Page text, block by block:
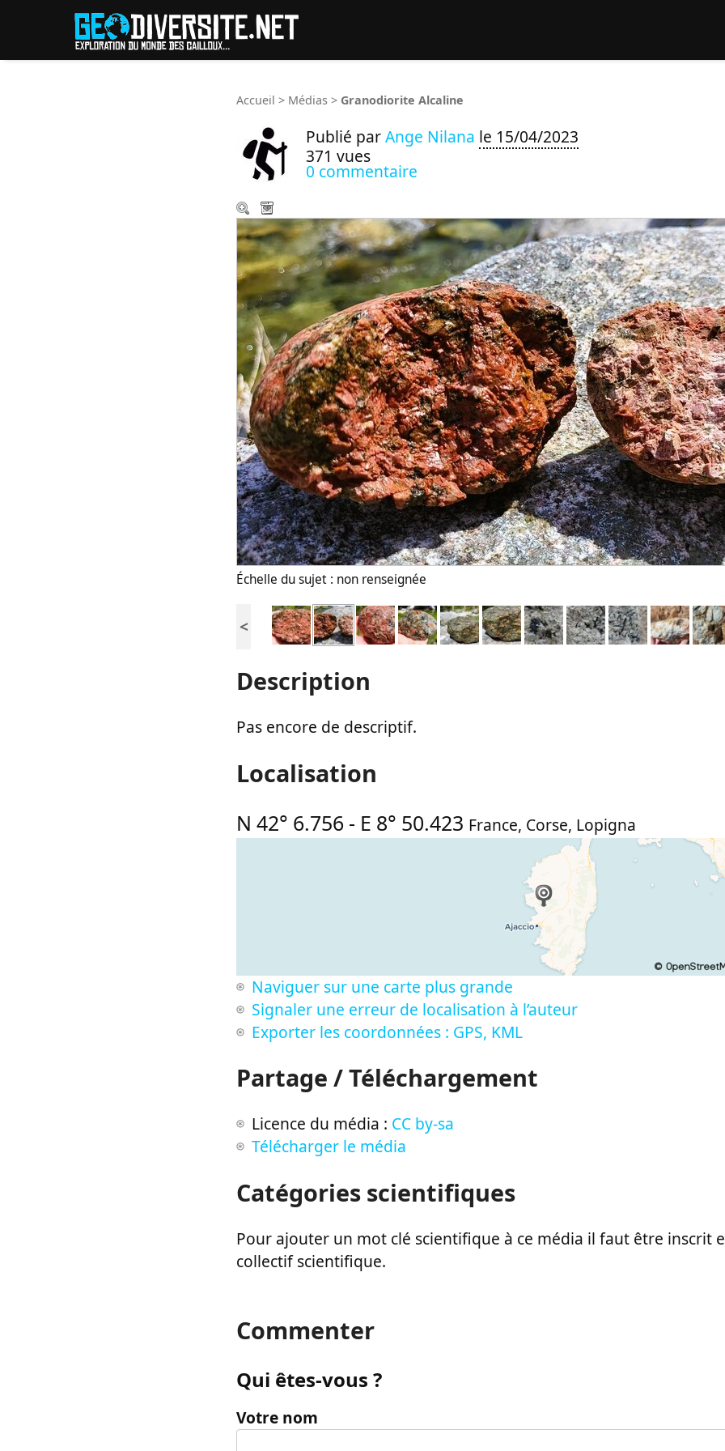
Accueil > Médias > Granodiorite Alcaline
Publié parAnge Nilana le 15/04/2023
371 vues
0 commentaire
Échelle du sujet : non renseignée
<
Description
Pas encore de descriptif.
Localisation
N 42° 6.756 - E 8° 50.423 France, Corse, Lopigna
Naviguer sur une carte plus grande
Signaler une erreur de localisation à l’auteur
Exporter les coordonnées : GPS, KML
Partage / Téléchargement
Licence du média : CC by-sa
Télécharger le média
Catégories scientifiques
Pour ajouter un mot clé scientifique à ce média il faut être inscrit
collectif scientifique.
Commenter
Qui êtes-vous ?
Votre nom